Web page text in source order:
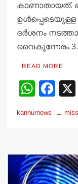
കാണാതായത്.
ഉള്‍പ്പെടെയുള്ള
ദര്‍ശനം
വൈകുന്നേരം
READ MORE
W
at
A
p
F
c
b
o
kannurnews